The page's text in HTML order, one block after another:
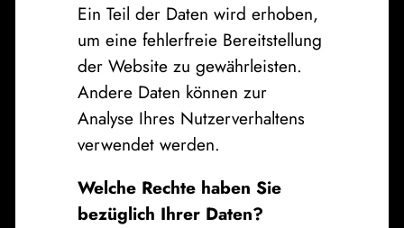
Ein Teil der Daten wird erhoben,
um eine fehlerfreie Bereitstellung
der Website zu gewährleisten.
Andere Daten können zur
Analyse Ihres Nutzerverhaltens
verwendet werden.
Welche Rechte haben Sie
bezüglich Ihrer Daten?